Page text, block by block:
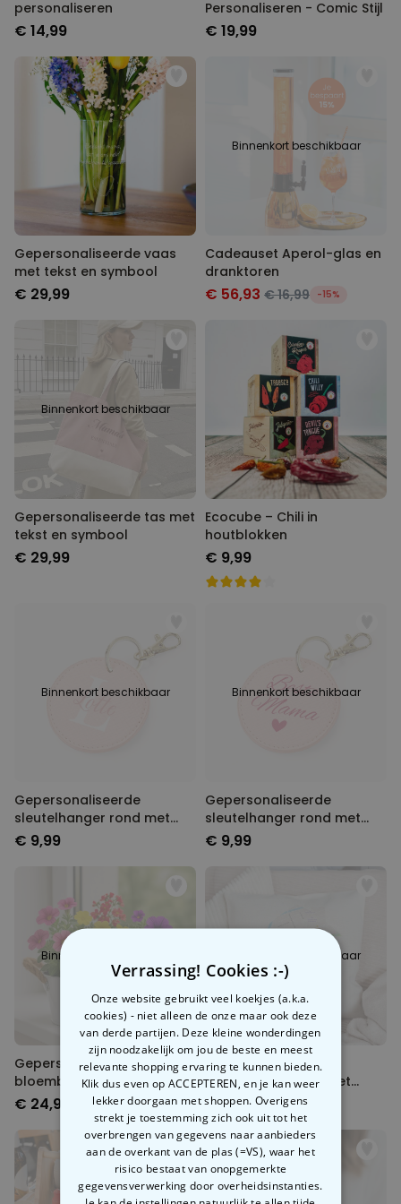
personaliseren
€ 14,99
Personaliseren - Comic Stijl
€ 19,99
Gepersonaliseerde vaas
met tekst en symbool
€ 29,99
Binnenkort beschikbaar
Cadeauset Aperol-glas en
dranktoren
€ 56,93 € 16,99 -15%
Binnenkort beschikbaar
Gepersonaliseerde tas met
tekst en symbool
€ 29,99
Ecocube – Chili in
houtblokken
€ 9,99
Binnenkort beschikbaar
Gepersonaliseerde
sleutelhanger rond met
monogram
€ 9,99
Binnenkort beschikbaar
Gepersonaliseerde
sleutelhanger rond met
tekst
€ 9,99
Binnenkort beschikbaar
Gepersonaliseerde
bloembak met symbool en
tekst
€ 24,99
Binnenkort beschikbaar
Gepersonaliseerde
kussensloop waar het
begon
€ 19,99
Verrassing! Cookies :-)
Onze website gebruikt veel koekjes (a.k.a.
cookies) - niet alleen de onze maar ook deze
van derde partijen. Deze kleine wonderdingen
zijn noodzakelijk om jou de beste en meest
relevante shopping ervaring te kunnen bieden.
Klik dus even op ACCEPTEREN, en je kan weer
lekker doorgaan met shoppen. Overigens
strekt je toestemming zich ook uit tot het
overbrengen van gegevens naar aanbieders
aan de overkant van de plas (=VS), waar het
risico bestaat van onopgemerkte
gegevensverwerking door overheidsinstanties.